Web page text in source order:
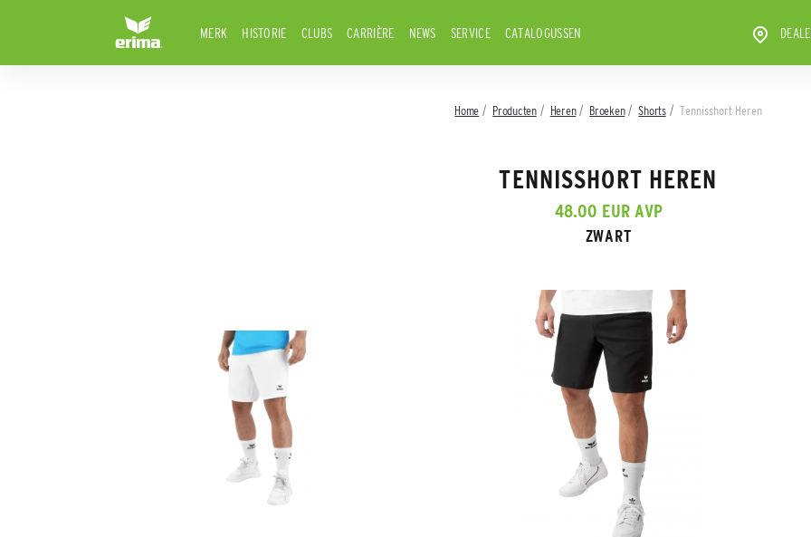
MERK HISTORIE CLUBS CARRIÈRE NEWS SERVICE CATALOGUSSEN
Home Producten Heren Broeken Shorts Tennisshort Heren
TENNISSHORT HEREN
48.00 EUR AVP
ZWART